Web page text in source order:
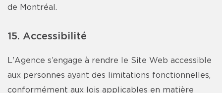
de Montréal.
15. Accessibilité
L'Agence s’engage à rendre le Site Web accessible
aux personnes ayant des limitations fonctionnelles,
conformément aux lois applicables en matière